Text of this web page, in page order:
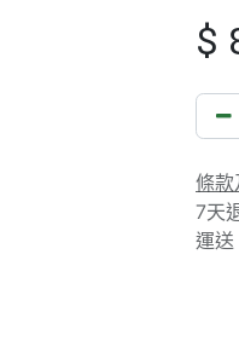
$
條款
7天
運送